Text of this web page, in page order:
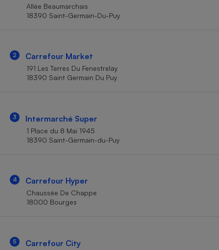
Allée Beaumarchais
18390 Saint-Germain-Du-Puy
2 Carrefour Market
191 Les Terres Du Fenestrelay
18390 Saint Germain Du Puy
3 Intermarché Super
1 Place du 8 Mai 1945
18390 Saint-Germain-du-Puy
4 Carrefour Hyper
Chaussée De Chappe
18000 Bourges
5 Carrefour City